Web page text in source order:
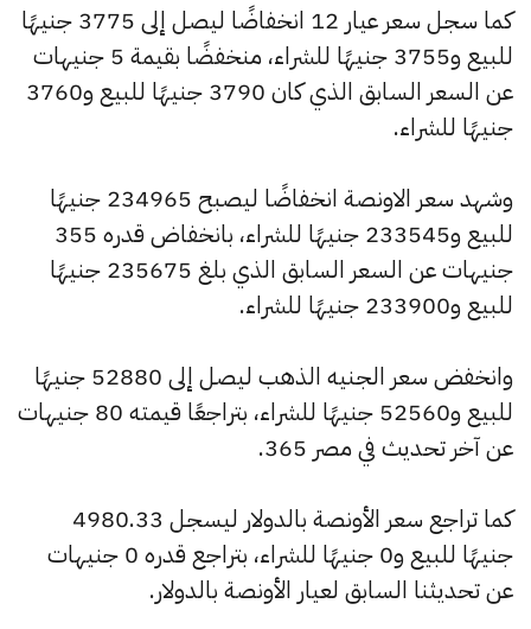
كما سجل سعر عيار 12 انخفاضًا ليصل إلى 3775 جنيهًا
للبيع و3755 جنيهًا للشراء، منخفضًا بقيمة 5 جنيهات
عن السعر السابق الذي كان 3790 جنيهًا للبيع و3760
جنيهًا للشراء.
وشهد سعر الاونصة انخفاضًا ليصبح 234965 جنيهًا
للبيع و233545 جنيهًا للشراء، بانخفاض قدره 355
جنيهات عن السعر السابق الذي بلغ 235675 جنيهًا
للبيع و233900 جنيهًا للشراء.
وانخفض سعر الجنيه الذهب ليصل إلى 52880 جنيهًا
للبيع و52560 جنيهًا للشراء، بتراجعًا قيمته 80 جنيهات
عن آخر تحديث في مصر 365.
كما تراجع سعر الأونصة بالدولار ليسجل 4980.33
جنيهًا للبيع و0 جنيهًا للشراء، بتراجع قدره 0 جنيهات
عن تحديثنا السابق لعيار الأونصة بالدولار.